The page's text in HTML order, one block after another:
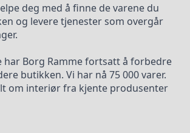
deg med å finne de varene du
og levere tjenester som overgår
har Borg Ramme fortsatt å forbedre
butikken. Vi har nå 75 000 varer.
om interiør fra kjente produsenter